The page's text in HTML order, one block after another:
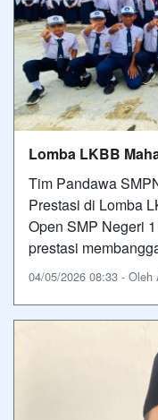
Lomba LKBB
Tim Pandawa
Prestasi di Lomba
Open SMP Negeri
prestasi
04/05/2026 08:33 -